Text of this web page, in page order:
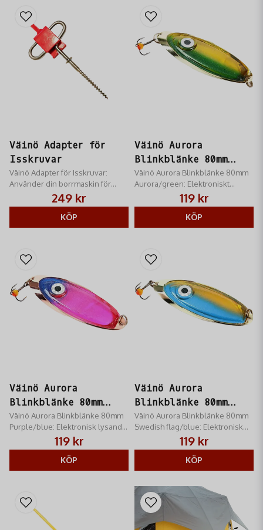
Väinö Adapter för
Isskruvar
Väinö Adapter för Isskruvar:
Använder din borrmaskin för
snabb fastsättning av
isfisketältet. Robust och säkert
fäste. Ett måste för ismete.
249 kr
KÖP
Väinö Aurora
Blinkblänke 80mm
Aurora/green
Väinö Aurora Blinkblänke 80mm
Aurora/green: Elektroniskt
blänke. Mycket effektivt i
djupt/grumligt vatten. 80mm,
lockar abborre och röding.
119 kr
KÖP
Väinö Aurora
Blinkblänke 80mm
Purple/blue
Väinö Aurora Blinkblänke 80mm
Purple/blue: Elektronisk lysande
pirk. Idealisk för klart, djupt
vatten. 80mm, lockar röding och
119 kr
KÖP
Väinö Aurora
Blinkblänke 80mm
Swedish flag/blue
Väinö Aurora Blinkblänke 80mm
Swedish flag/blue: Elektronisk
lysande pirk. Klassisk färg,
perfekt för klart vatten. 80mm,
lockar abborre/röding.
119 kr
KÖP